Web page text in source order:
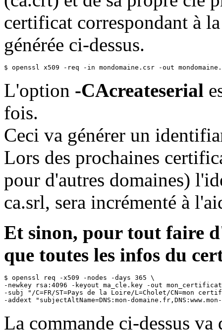
certificat correspondant à
générée ci-dessus.
$ openssl x509 -req -in mondomaine.csr -out
L'option -CAcreateserial
fois.
Ceci va générer un
Lors des prochaines
pour d'autres domaines)
ca.srl, sera incrémenté à
Et sinon, pour tout faire
que toutes les infos du
$ openssl req -x509 -nodes -days 365 \
-newkey rsa:4096 -keyout ma_cle.key -out
-subj "/C=FR/ST=Pays de la Loire/L=Cholet/CN=mon
-addext "subjectAltName=DNS:mon-
La commande ci-dessus